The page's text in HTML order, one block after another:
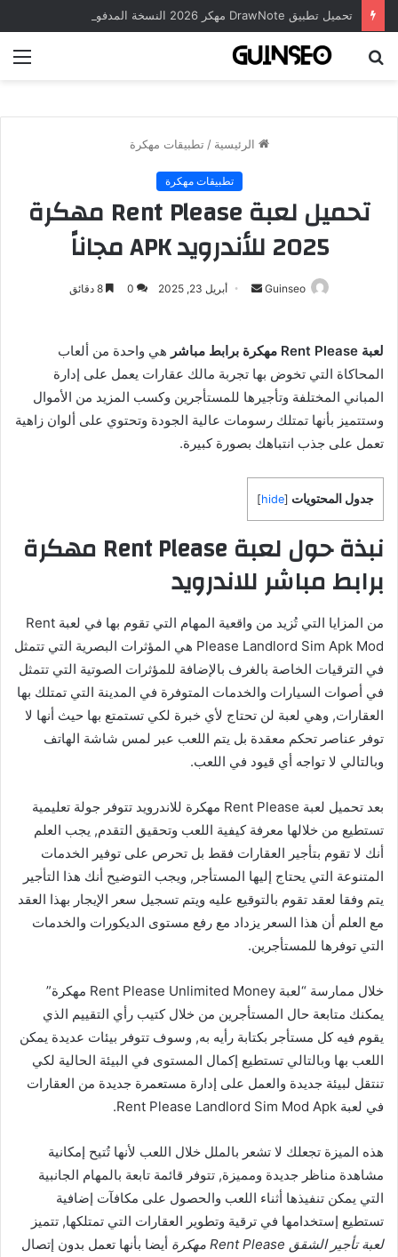
الرئيسية / تطبيقات مهكرة
تطبيقات مهكرة
تحميل لعبة Rent Please مهكرة
2025 للأندرويد APK مجاناً
Guinseo
أرسل أبريل 23, 2025 0
لعبة Rent Please مهكرة برابط مباشر
هي واحدة من ألعاب
المحاكاة التي تخوض بها تجربة مالك عقارات يعمل على إدارة
المباني المختلفة وتأجيرها للمستأجرين وكسب المزيد من الأموال
وستتميز بأنها تمتلك رسومات عالية الجودة وتحتوي على ألوان زاهية
تعمل على جذب انتباهك بصورة كبيرة.
جدول المحتويات [
hide
]
نبذة حول لعبة Rent Please مهكرة
برابط مباشر للاندرويد
من المزايا التي تُزيد من واقعية المهام التي تقوم بها في لعبة Rent
Please Landlord Sim Apk Mod هي المؤثرات البصرية التي تتمثل
في الترقيات الخاصة بالغرف بالإضافة للمؤثرات الصوتية التي تتمثل
في أصوات السيارات والخدمات المتوفرة في المدينة التي تمتلك بها
العقارات, وهي لعبة لن تحتاج لأي خبرة لكي تستمتع بها حيث أنها لا
توفر عناصر تحكم معقدة بل يتم اللعب عبر لمس شاشة الهاتف
وبالتالي لا تواجه أي قيود في اللعب.
بعد تحميل لعبة Rent Please مهكرة للاندرويد تتوفر جولة تعليمية
تستطيع من خلالها معرفة كيفية اللعب وتحقيق التقدم, يجب العلم
أنك لا تقوم بتأجير العقارات فقط بل تحرص على توفير الخدمات
المتنوعة التي يحتاج إليها المستأجر, ويجب التوضيح أنك هذا التأجير
يتم وفقا لعقد تقوم بالتوقيع عليه ويتم تسجيل سعر الإيجار بهذا العقد
مع العلم أن هذا السعر يزداد مع رفع مستوى الديكورات والخدمات
التي توفرها للمستأجرين.
خلال ممارسة “لعبة Rent Please Unlimited Money مهكرة”
يمكنك متابعة حال المستأجرين من خلال كتيب رأي التقييم الذي
يقوم فيه كل مستأجر بكتابة رأيه به, وسوف تتوفر بيئات عديدة يمكن
اللعب بها وبالتالي تستطيع إكمال المستوى في البيئة الحالية لكي
تنتقل لبيئة جديدة والعمل على إدارة مستعمرة جديدة من العقارات
في لعبة Rent Please Landlord Sim Mod Apk.
هذه الميزة تجعلك لا تشعر بالملل خلال اللعب لأنها تُتيح إمكانية
مشاهدة مناظر جديدة ومميزة, تتوفر قائمة تابعة بالمهام الجانبية
التي يمكن تنفيذها أثناء اللعب والحصول على مكافآت إضافية
تستطيع إستخدامها في ترقية وتطوير العقارات التي تمتلكها, تتميز
لعبة تأجير الشقق Rent Please مهكرة
أيضا بأنها تعمل بدون إتصال